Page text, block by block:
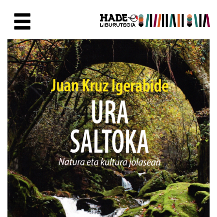
Fiche de Nouveaux Livres -